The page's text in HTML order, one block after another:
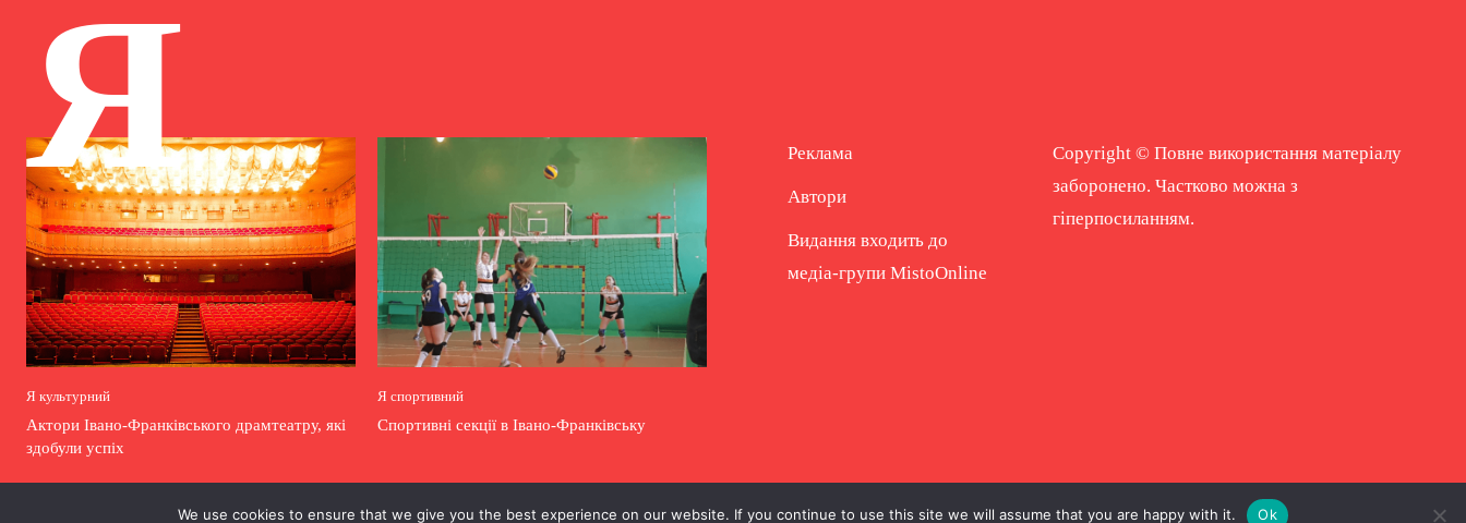
Я
Я культурний
Актори Івано-Франківського драмтеатру, які
здобули успіх
Я спортивний
Спортивні секції в Івано-Франківську
Реклама
Автори
Видання входить до
медіа-групи MistoOnline
Copyright © Повне використання матеріалу
заборонено. Частково можна з
гіперпосиланням.
We use cookies to ensure that we give you the best experience on our website. If you continue to use this site we will assume that you are happy with it. Ok